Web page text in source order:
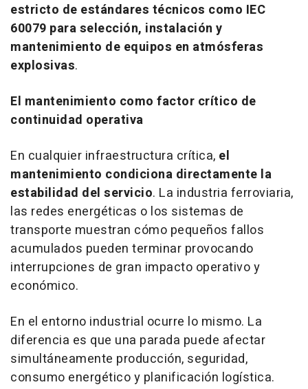
estricto de estándares técnicos como IEC
60079 para selección, instalación y
mantenimiento de equipos en atmósferas
explosivas.
El mantenimiento como factor crítico de
continuidad operativa
En cualquier infraestructura crítica, el
mantenimiento condiciona directamente la
estabilidad del servicio. La industria ferroviaria,
las redes energéticas o los sistemas de
transporte muestran cómo pequeños fallos
acumulados pueden terminar provocando
interrupciones de gran impacto operativo y
económico.
En el entorno industrial ocurre lo mismo. La
diferencia es que una parada puede afectar
simultáneamente producción, seguridad,
consumo energético y planificación logística.